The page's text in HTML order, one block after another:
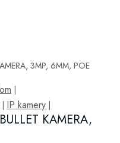
|
| IP kamery |
KAMERA,